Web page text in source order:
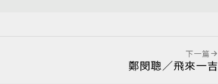
下一篇
鄭閔聰／飛來一吉